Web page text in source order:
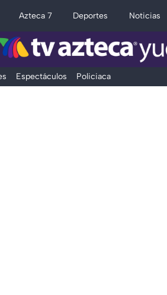
Azteca 7 Deportes Noticias
Espectáculos Policiaca